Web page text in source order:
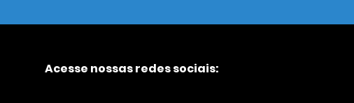
Acesse nossas redes sociais: